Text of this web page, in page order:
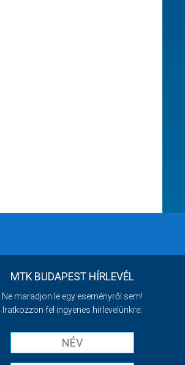
MTK BUDAPEST HÍRLEVÉL
Ne maradjon le egy eseményről sem!
Iratkozzon fel ingyenes hírlevelünkre: